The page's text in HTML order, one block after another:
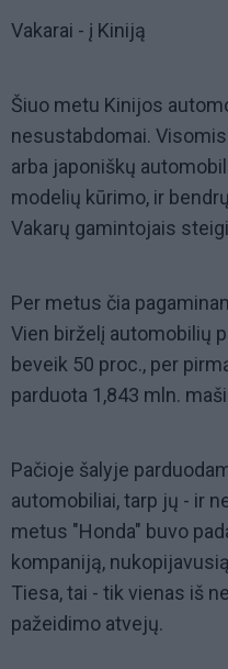
Vakarai - į Kiniją
Šiuo metu Kinijos
nesustabdomai.
arba japoniškų
modelių kūrimo, ir
Vakarų gamintojais
Per metus čia
Vien birželį automobilių
beveik 50 proc., per
parduota 1,843 mln.
Pačioje šalyje
automobiliai, tarp jų - ir
metus "Honda" buvo
kompaniją,
Tiesa, tai - tik vienas iš
pažeidimo atvejų.